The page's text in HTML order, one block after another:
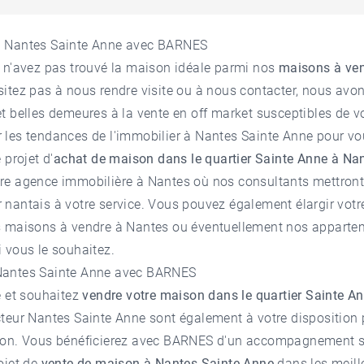
Sainte Anne avec BARNES
pas trouvé la maison idéale parmi nos maisons à
pas à nous rendre visite ou à nous contacter, nous
belles demeures à la vente en off market susceptibles de
tendances de l'immobilier à Nantes Sainte Anne pour
projet d'achat de maison dans le quartier Sainte Anne à
agence immobilière à Nantes où nos consultants
à votre service. Vous pouvez également élargir
maisons à vendre à Nantes ou éventuellement nos
le souhaitez.
Sainte Anne avec BARNES
et souhaitezvendre votre maison dans le quartier Sainte
Nantes Sainte Anne sont également à votre disposition
Vous bénéficierez avec BARNES d'un accompagnement